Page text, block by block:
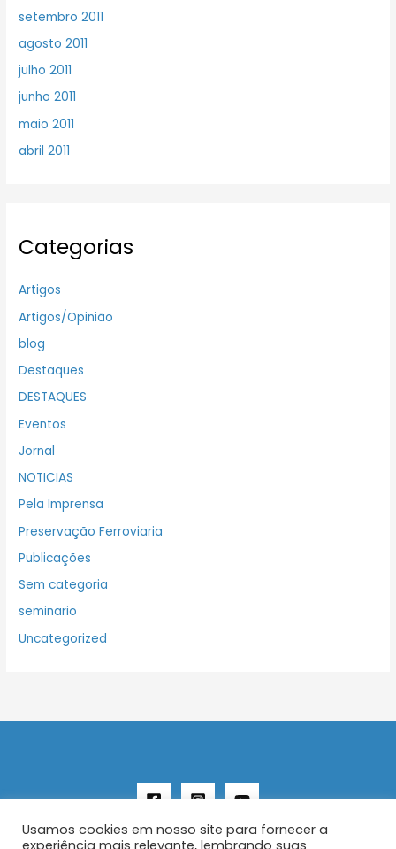
setembro 2011
agosto 2011
julho 2011
junho 2011
maio 2011
abril 2011
Categorias
Artigos
Artigos/Opinião
blog
Destaques
DESTAQUES
Eventos
Jornal
NOTICIAS
Pela Imprensa
Preservação Ferroviaria
Publicações
Sem categoria
seminario
Uncategorized
Usamos cookies em nosso site para fornecer a
experiência mais relevante, lembrando suas